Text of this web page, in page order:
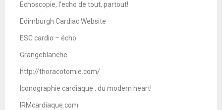
Echoscopie, l'echo de tout, partout!
Edimburgh Cardiac Website
ESC cardio – écho
Grangeblanche
http://thoracotomie.com/
Iconographie cardiaque : du modern heart!
IRMcardiaque.com